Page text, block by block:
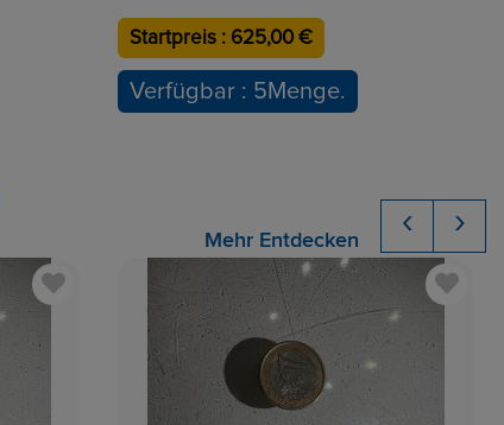
Startpreis : 625,00 €
Verfügbar : 5Menge.
Mehr Entdecken
‹ ›